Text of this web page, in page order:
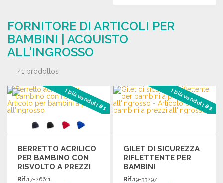
Richiedi un preventivo
FORNITORE DI ARTICOLI PER
BAMBINI | ACQUISTO
ALL'INGROSSO
41 prodottos
I più venduti #1
BERRETTO ACRILICO
PER BAMBINO CON
RISVOLTO A PREZZI
ALL'INGROSSO
Rif.17-26611
I più venduti #2
GILET DI SICUREZZA
RIFLETTENTE PER
BAMBINI
Rif.19-33297